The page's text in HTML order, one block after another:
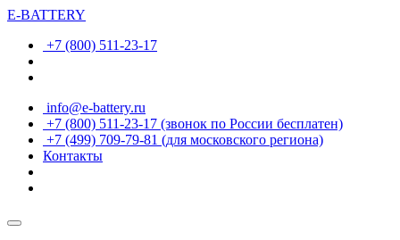
E-BATTERY
+7 (800) 511-23-17
info@e-battery.ru
+7 (800) 511-23-17 (звонок по России бесплатен)
+7 (499) 709-79-81 (для московского региона)
Контакты